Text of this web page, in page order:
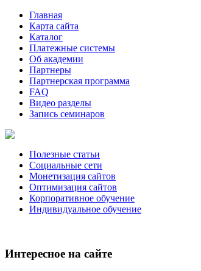
Главная
Карта сайта
Каталог
Платежные системы
Об академии
Партнеры
Партнерская программа
FAQ
Видео разделы
Запись семинаров
Полезные статьи
Социальные сети
Монетизация сайтов
Оптимизация сайтов
Корпоративное обучение
Индивидуальное обучение
Интересное на сайте